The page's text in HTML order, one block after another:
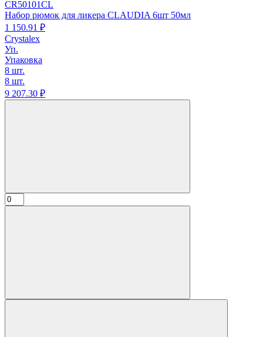
CR50101CL
Набор рюмок для ликера CLAUDIA 6шт 50мл
1 150.91 ₽
Crystalex
Уп.
Упаковка
8 шт.
8 шт.
9 207.30 ₽